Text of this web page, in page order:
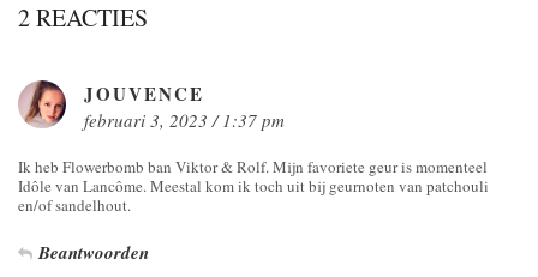
2 REACTIES
JOUVENCE
februari 3, 2023 / 1:37 pm
Ik heb Flowerbomb ban Viktor & Rolf. Mijn favoriete geur is momenteel
Idôle van Lancôme. Meestal kom ik toch uit bij geurnoten van patchouli
en/of sandelhout.
Beantwoorden